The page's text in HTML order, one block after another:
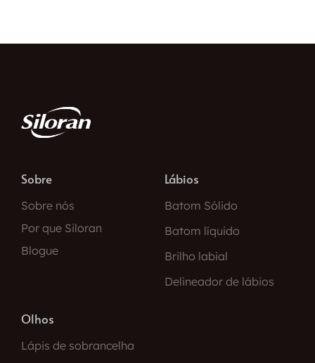
Sobre
Sobre nós
Por que Siloran
Blogue
Lábios
Batom Sólido
Batom líquido
Brilho labial
Delineador de lábios
Olhos
Lápis de sobrancelha